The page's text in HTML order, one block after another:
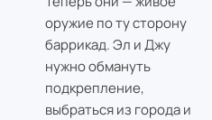
оружие по ту сторону
баррикад. Эл и Джу
нужно обмануть
подкрепление,
выбраться из города и